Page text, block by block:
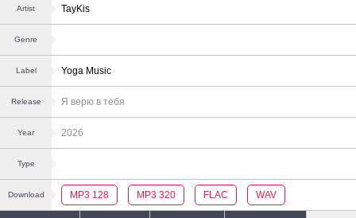
Artist TayKis
Genre
Label Yoga Music
Release Я верю в тебя
Year 2026
Type
Download MP3 128 MP3 320 FLAC WAV